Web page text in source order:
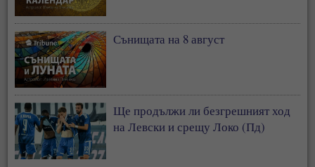
Сънищата на 8 август
Ще продължи ли безгрешният ход
на Левски и срещу Локо (Пд)